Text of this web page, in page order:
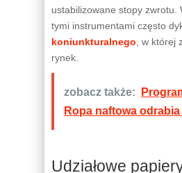
ustabilizowane stopy zwrotu.
tymi instrumentami często
koniunkturalnego , w której
rynek.
zobacz także:
Ropa naftowa
Udziałowe